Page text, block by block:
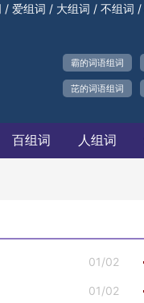
/ 爱组词 / 大组词 / 不组词 /
霸的词语组词
芘的词语组词
百组词 人组词
01/02
01/02